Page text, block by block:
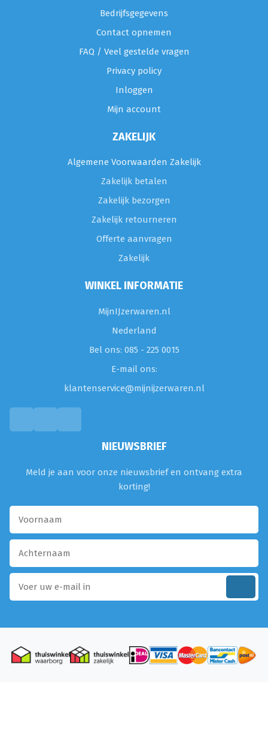
Bedrijfsgegevens
Contact opnemen
FAQ / Veel gestelde vragen
Privacy policy
Inloggen
Mijn account
ZAKELIJK
Algemene Voorwaarden Zakelijk
Zakelijk betalen
Zakelijk bezorgen
Zakelijk retourneren
Offerte aanvragen
Zakelijk
WINKEL INFORMATIE
MijnIJzerwaren.nl
Nederland
Bel ons: 085 - 225 0015
E-mail ons:
klantenservice@mijnijzerwaren.nl
NIEUWSBRIEF
Meld je aan voor onze nieuwsbrief en ontvang extra
korting!